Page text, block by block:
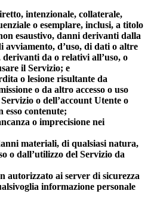
intenzionale, collaterale,
o esemplare, inclusi, a titolo
esaustivo, danni derivanti dalla
d’uso, di dati o altre
da o relativi all’uso, o
il Servizio; e
o lesione risultante da
o da altro accesso o uso
o dell’account Utente o
contenute;
o imprecisione nei
materiali, di qualsiasi natura,
o dall’utilizzo del Servizio da
autorizzato ai server di sicurezza
informazione personale